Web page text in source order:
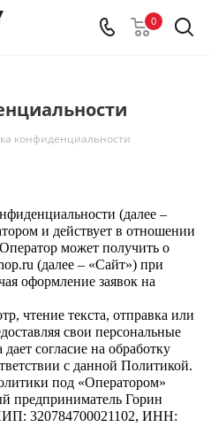
0
конфиденциальности
(далее –
и действует в отношении
может получить о
(далее – «Сайт») при
оформление заявок на
чтение текста, отправка или
свои персональные
согласие на обработку
с данной Политикой.
под «Оператором»
предприниматель Горин
320784700021102, ИНН: